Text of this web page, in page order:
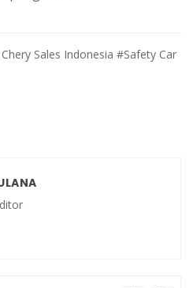
Sales Indonesia #Safety Car